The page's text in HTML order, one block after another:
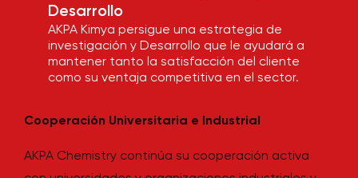
Desarrollo
AKPA Kimya persigue una estrategia de
investigación y Desarrollo que le ayudará a
mantener tanto la satisfacción del cliente
como su ventaja competitiva en el sector.
Cooperación Universitaria e Industrial
AKPA Chemistry continúa su cooperación activa